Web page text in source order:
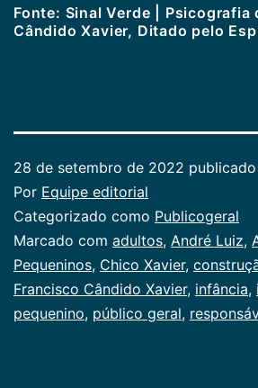
Fonte: Sinal Verde | Psicografia
Cândido Xavier, Ditado pelo
28 de setembro de 2022 publicado
Por Equipe editorial
Categorizado como Publicogeral
Marcado com adultos, André Luiz,
Pequeninos, Chico Xavier,
Francisco Cândido Xavier, infância,
pequenino, público geral,